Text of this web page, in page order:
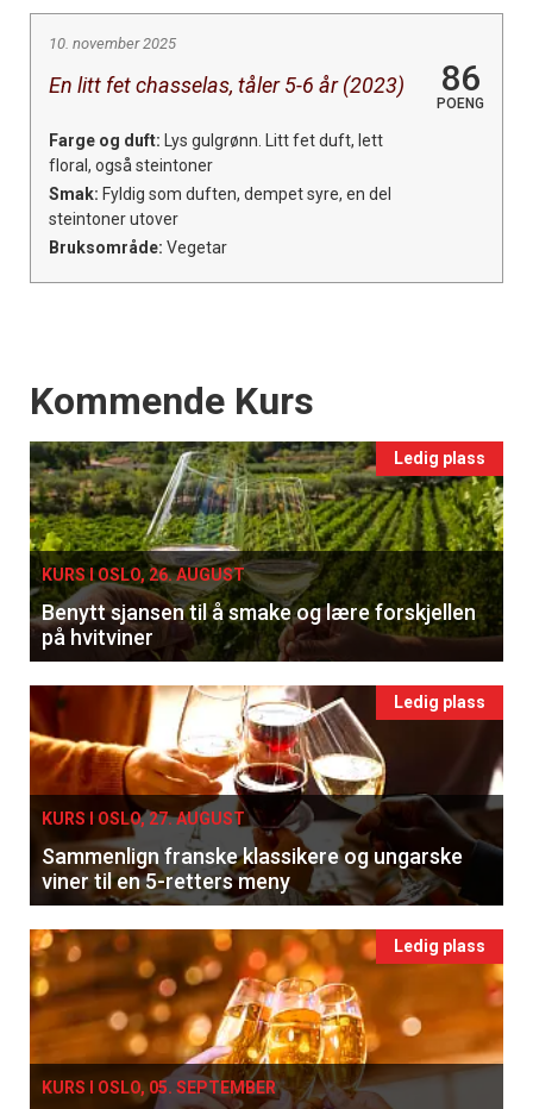
10. november 2025
En litt fet chasselas, tåler 5-6 år (2023) 86
POENG
Farge og duft: Lys gulgrønn. Litt fet duft, lett
floral, også steintoner
Smak: Fyldig som duften, dempet syre, en del
steintoner utover
Bruksområde: Vegetar
Events
Kommende Kurs
Ledig plass
KURS I OSLO, 26. AUGUST
Benytt sjansen til å smake og lære forskjellen
på hvitviner
Ledig plass
KURS I OSLO, 27. AUGUST
Sammenlign franske klassikere og ungarske
viner til en 5-retters meny
Ledig plass
KURS I OSLO, 05. SEPTEMBER